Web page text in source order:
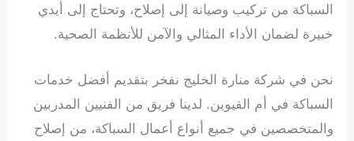
السباكة من تركيب وصيانة إلى إصلاح، وتحتاج إلى أيدي
خبيرة لضمان الأداء المثالي والآمن للأنظمة الصحية.
نحن في شركة منارة الخليج نفخر بتقديم أفضل خدمات
السباكة في أم القيوين. لدينا فريق من الفنيين المدربين
والمتخصصين في جميع أنواع أعمال السباكة، من إصلاح